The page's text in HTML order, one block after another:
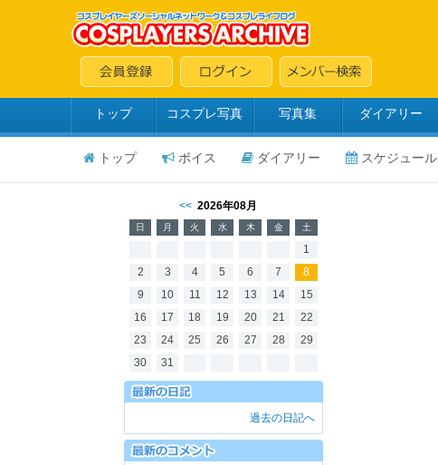
トップ コスプレ写真 写真集 ダイアリー
トップ ボイス ダイアリー スケジュール
<< 2026年08月
日 月 火 水 木 金 土
1
2
3 4 5 6 7
8
9
10 11 12 13 14
15
16
17 18 19 20 21
22
23
24 25 26 27 28
29
30
31
過去の日記へ